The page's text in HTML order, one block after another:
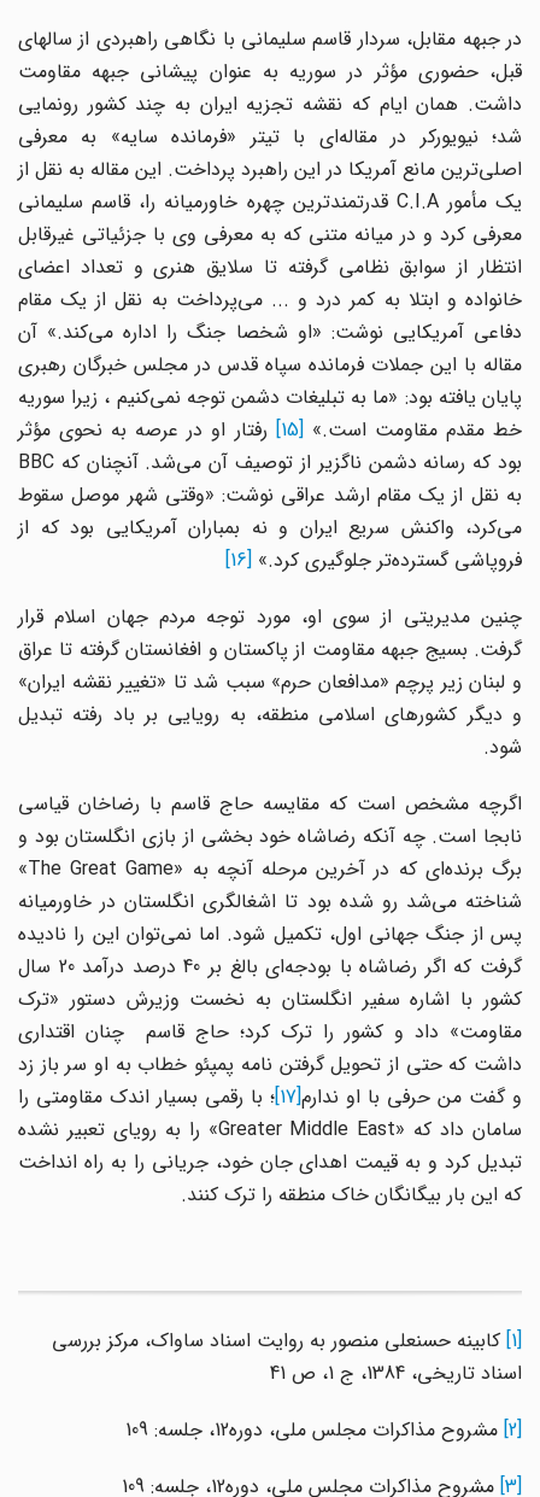
در جبهه مقابل، سردار قاسم سلیمانی با نگاهی راهبردی از سالهای
قبل، حضوری مؤثر در سوریه به عنوان پیشانی جبهه مقاومت
داشت. همان ایام که نقشه تجزیه ایران به چند کشور رونمایی
شد؛ نیویورکر در مقاله‌ای با تیتر «فرمانده سایه» به معرفی
اصلی‌ترین مانع آمریکا در این راهبرد پرداخت. این مقاله به نقل از
یک مأمور C.I.A قدرتمندترین چهره خاورمیانه را، قاسم سلیمانی
معرفی کرد و در میانه متنی که به معرفی وی با جزئیاتی غیرقابل
انتظار از سوابق نظامی گرفته تا سلایق هنری و تعداد اعضای
خانواده و ابتلا به کمر درد و ... می‌پرداخت به نقل از یک مقام
دفاعی آمریکایی نوشت: «او شخصا جنگ را اداره می‌کند.» آن
مقاله با این جملات فرمانده سپاه قدس در مجلس خبرگان رهبری
پایان یافته بود: «ما به تبلیغات دشمن توجه نمی‌کنیم ، زیرا سوریه
خط مقدم مقاومت است.»[15]
رفتار او در عرصه به نحوی مؤثر
بود که رسانه دشمن ناگزیر از توصیف آن می‌شد. آنچنان که BBC
به نقل از یک مقام ارشد عراقی نوشت: «وقتی شهر موصل سقوط
می‌کرد، واکنش سریع ایران و نه بمباران آمریکایی بود که از
فروپاشی گسترده‌تر جلوگیری کرد.»[16]
چنین مدیریتی از سوی او، مورد توجه مردم جهان اسلام قرار
گرفت. بسیج جبهه مقاومت از پاکستان و افغانستان گرفته تا عراق
و لبنان زیر پرچم «مدافعان حرم» سبب شد تا «تغییر نقشه ایران»
و دیگر کشورهای اسلامی منطقه، به رویایی بر باد رفته تبدیل
شود.
اگرچه مشخص است که مقایسه حاج قاسم با رضاخان قیاسی
نابجا است. چه آنکه رضاشاه خود بخشی از بازی انگلستان بود و
برگ برنده‌ای که در آخرین مرحله آنچه به «The Great Game»
شناخته می‌شد رو شده بود تا اشغالگری انگلستان در خاورمیانه
پس از جنگ جهانی اول، تکمیل شود. اما نمی‌توان این را نادیده
گرفت که اگر رضاشاه با بودجه‌ای بالغ بر 40 درصد درآمد 20 سال
کشور با اشاره سفیر انگلستان به نخست وزیرش دستور «ترک
مقاومت» داد و کشور را ترک کرد؛ حاج قاسم چنان اقتداری
داشت که حتی از تحویل گرفتن نامه پمپئو خطاب به او سر باز زد
و گفت من حرفی با او ندارم[17]
؛ با رقمی بسیار اندک مقاومتی را
سامان داد که «Greater Middle East» را به رویای تعبیر نشده
تبدیل کرد و به قیمت اهدای جان خود، جریانی را به راه انداخت
که این بار بیگانگان خاک منطقه را ترک کنند.
کابینه حسنعلی منصور به روایت اسناد ساواک، مرکز بررسی
اسناد تاریخی، 1384، ج 1، ص 41
مشروح مذاکرات مجلس ملى، دوره‌12، جلسه: 109
مشروح مذاکرات مجلس ملى، دوره‌12، جلسه: 109